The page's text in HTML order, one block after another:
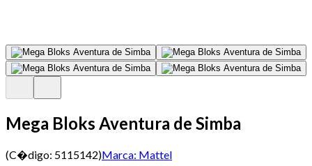
Mega Bloks Aventura de Simba
(C�digo: 5115142)Marca: Mattel